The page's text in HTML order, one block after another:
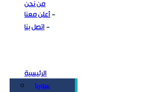
من نحن
أعلن معنا
اتصل بنا
الرئيسية
سوريا